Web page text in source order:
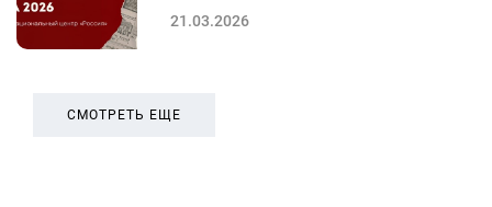
21.03.2026
СМОТРЕТЬ ЕЩЕ